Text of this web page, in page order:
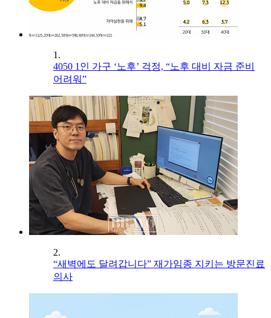
1.
4050 1인 가구 ‘노후’ 걱정, “노후 대비 자금 준비
어려워”
2.
“새벽에도 달려갑니다” 재가임종 지키는 방문진료
의사